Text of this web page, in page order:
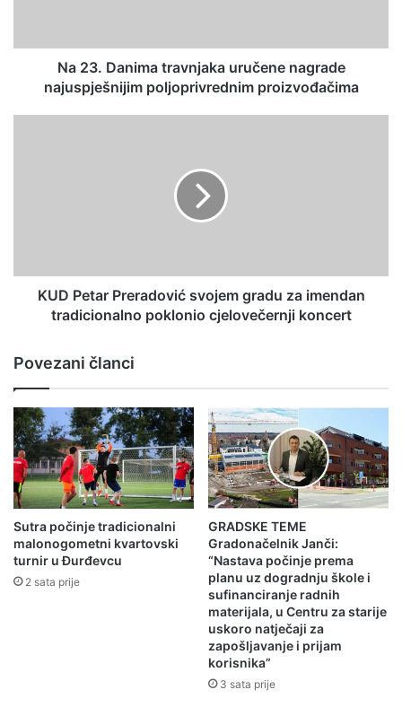
Na 23. Danima travnjaka uručene nagrade
najuspješnijim poljoprivrednim proizvođačima
KUD Petar Preradović svojem gradu za imendan
tradicionalno poklonio cjelovečernji koncert
Povezani članci
Sutra počinje tradicionalni
malonogometni kvartovski
turnir u Đurđevcu
2 sata prije
GRADSKE TEME
Gradonačelnik Janči:
“Nastava počinje prema
planu uz dogradnju škole i
sufinanciranje radnih
materijala, u Centru za starije
uskoro natječaji za
zapošljavanje i prijam
korisnika”
3 sata prije